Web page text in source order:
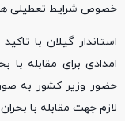
خصوص شرایط تعطیلی
استاندار گیلان با
امدادی برای مقابله با
حضور وزیر کشور به
لازم جهت مقابله با بحران برف در